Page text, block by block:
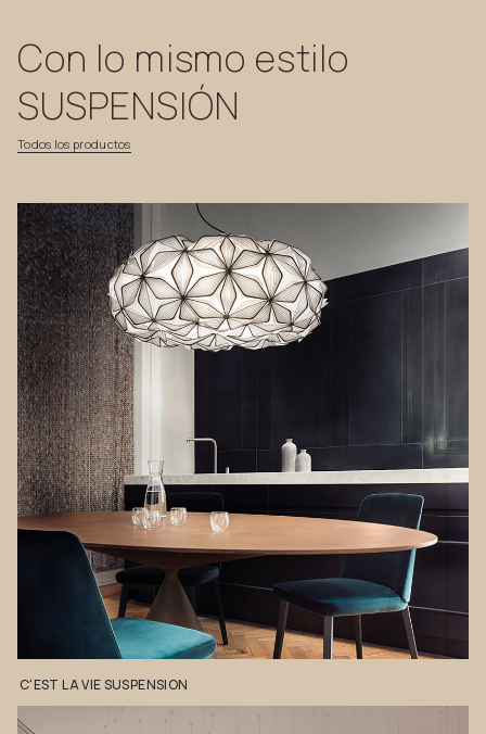
Todos los productos
Con lo mismo estilo
SUSPENSIÓN
C'EST LAVIESUSPENSION